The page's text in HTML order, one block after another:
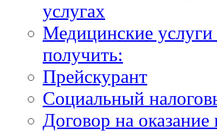
услугах
Медицинские
получить:
Прейскурант
Социальный
Договор на